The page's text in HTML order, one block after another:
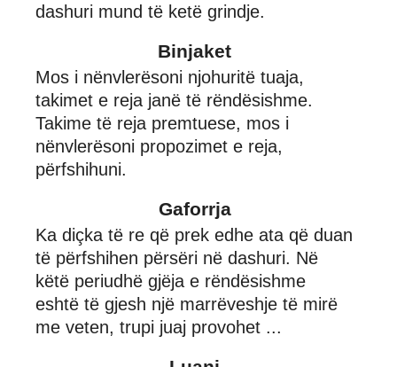
dashuri mund të ketë grindje.
Binjaket
Mos i nënvlerësoni njohuritë tuaja,
takimet e reja janë të rëndësishme.
Takime të reja premtuese, mos i
nënvlerësoni propozimet e reja,
përfshihuni.
Gaforrja
Ka diçka të re që prek edhe ata që duan
të përfshihen përsëri në dashuri. Në
këtë periudhë gjëja e rëndësishme
eshtë të gjesh një marrëveshje të mirë
me veten, trupi juaj provohet ...